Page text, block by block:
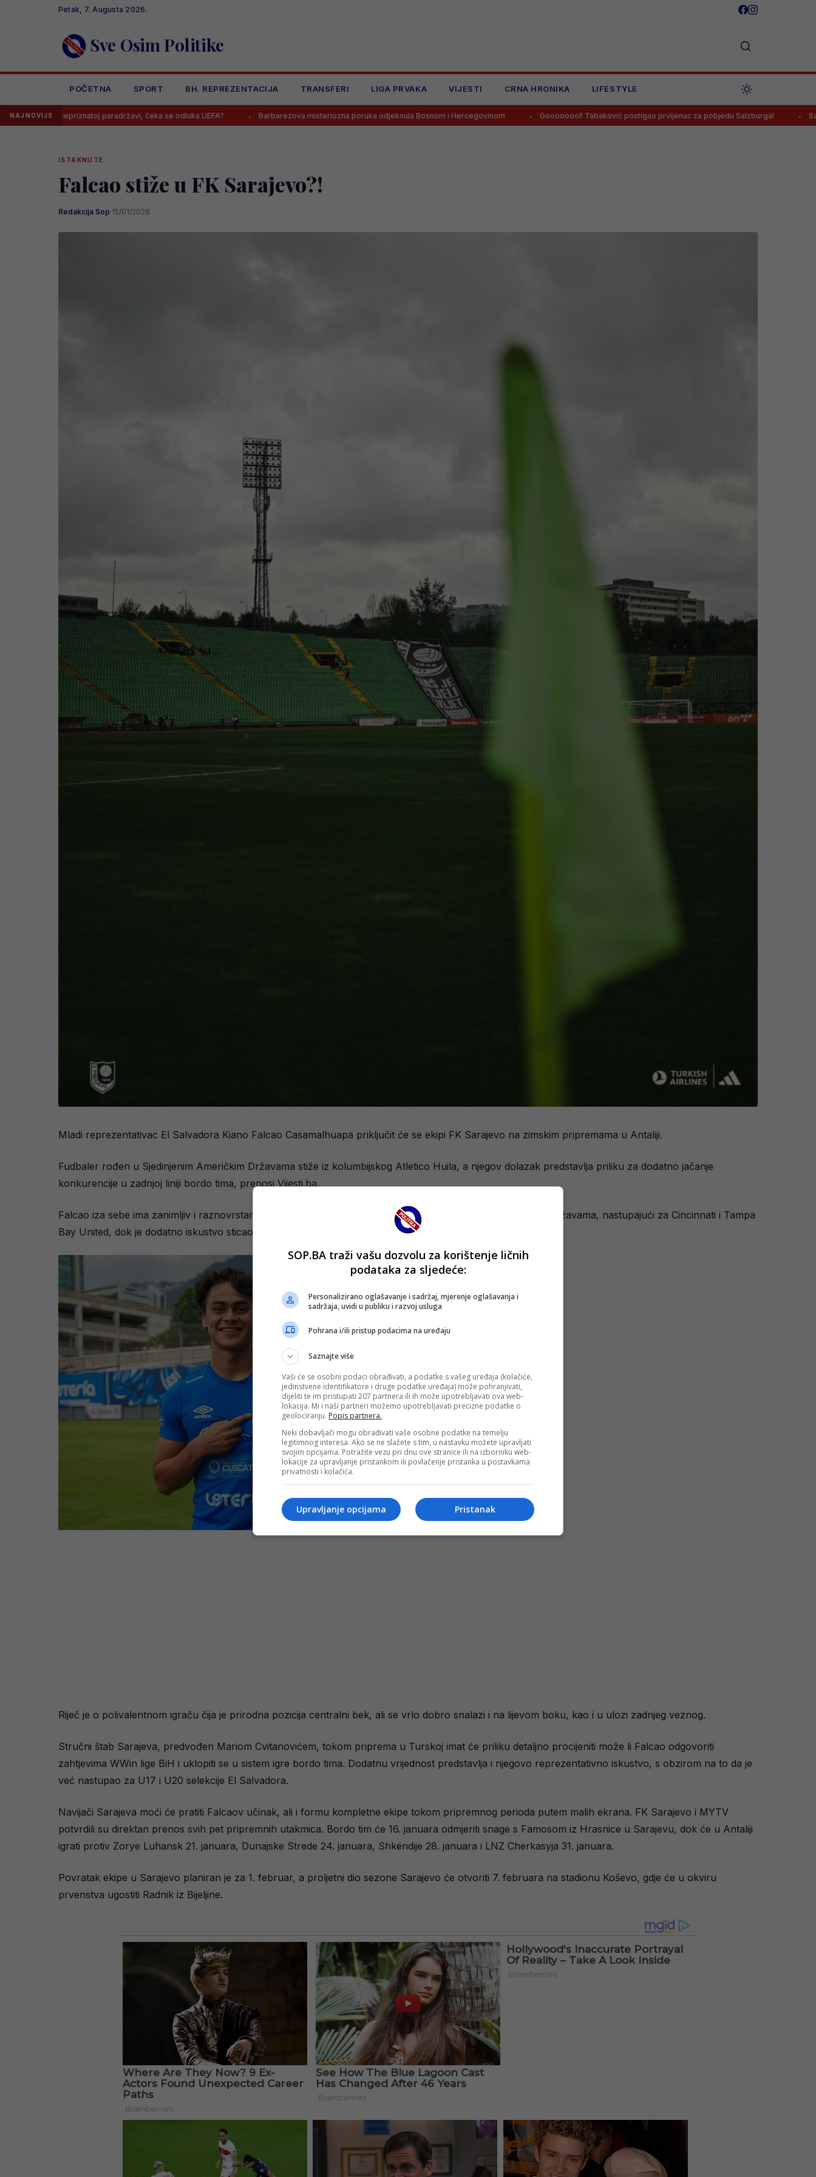
Petak, 7. Augusta 2026.
Sve Osim Politike
POČETNA SPORT BH. REPREZENTACIJA TRANSFERI LIGA PRVAKA VIJESTI CRNA HRONIKA LIFESTYLE
NAJNOVIJEparadržavi, čeka se odluka UEFA? Barbarezova misteriozna poruka odjeknula Bosnom i Hercegovinom Goooooool! Tabaković postigao prvijenac za pobjedu Salzburga! Salah potpisao
ISTAKNUTE
Falcao stiže u FK Sarajevo?!
Redakcija Sop·15/01/2026
Mladi reprezentativac El Salvadora Kiano Falcao Casamalhuapa priključit će se ekipi FK Sarajevo na zimskim pripremama u Antaliji.
Fudbaler rođen u Sjedinjenim Američkim Državama stiže iz kolumbijskog Atletico Huila, a njegov dolazak predstavlja priliku za dodatno jačanje
konkurencije u zadnjoj liniji bordo tima, prenosi Vijesti.ba.
Falcao iza sebe ima zanimljiv i raznovrstan razvojni put. Omladinski staž gradio je u Sjedinjenim Američkim Državama, nastupajući za Cincinnati i Tampa
Bay United, dok je dodatno iskustvo sticao i tokom boravka na probi u španskom Rayo Vallecanu.
Riječ je o polivalentnom igraču čija je prirodna pozicija centralni bek, ali se vrlo dobro snalazi i na lijevom boku, kao i u ulozi zadnjeg veznog.
Stručni štab Sarajeva, predvođen Mariom Cvitanovićem, tokom priprema u Turskoj imat će priliku detaljno procijeniti može li Falcao odgovoriti
zahtjevima WWin lige BiH i uklopiti se u sistem igre bordo tima. Dodatnu vrijednost predstavlja i njegovo reprezentativno iskustvo, s obzirom na to da je
već nastupao za U17 i U20 selekcije El Salvadora.
Navijači Sarajeva moći će pratiti Falcaov učinak, ali i formu kompletne ekipe tokom pripremnog perioda putem malih ekrana. FK Sarajevo i MYTV
potvrdili su direktan prenos svih pet pripremnih utakmica. Bordo tim će 16. januara odmjeriti snage s Famosom iz Hrasnice u Sarajevu, dok će u Antaliji
igrati protiv Zorye Luhansk 21. januara, Dunajske Strede 24. januara, Shkëndije 28. januara i LNZ Cherkasyja 31. januara.
Povratak ekipe u Sarajevo planiran je za 1. februar, a proljetni dio sezone Sarajevo će otvoriti 7. februara na stadionu Koševo, gdje će u okviru
prvenstva ugostiti Radnik iz Bijeljine.
SOP.BA traži vašu dozvolu za korištenje ličnih
podataka za sljedeće:
Personalizirano oglašavanje i sadržaj, mjerenje oglašavanja i
sadržaja, uvidi u publiku i razvoj usluga
Pohrana i/ili pristup podacima na uređaju
Saznajte više
Vaši će se osobni podaci obrađivati, a podatke s vašeg uređaja (kolačiće,
jedinstvene identifikatore i druge podatke uređaja) može pohranjivati,
dijeliti te im pristupati 207 partnera ili ih može upotrebljavati ova web-
lokacija. Mi i naši partneri možemo upotrebljavati precizne podatke o
geolociranju. Popis partnera.
Neki dobavljači mogu obrađivati vaše osobne podatke na temelju
legitimnog interesa. Ako se ne slažete s tim, u nastavku možete upravljati
svojim opcijama. Potražite vezu pri dnu ove stranice ili na izborniku web-
lokacije za upravljanje pristankom ili povlačenje pristanka u postavkama
privatnosti i kolačića.
Pristanak
Upravljanje opcijama